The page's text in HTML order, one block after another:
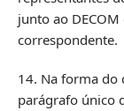
junto ao
correspondente.
14. Na forma do
parágrafo único